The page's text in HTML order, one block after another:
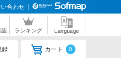
合わせ
認 ランキング Language
録 カート 0